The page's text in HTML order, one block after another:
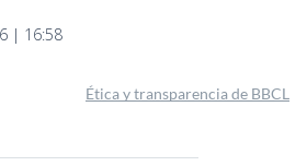
| 16:58
Ética y transparencia de BBCL